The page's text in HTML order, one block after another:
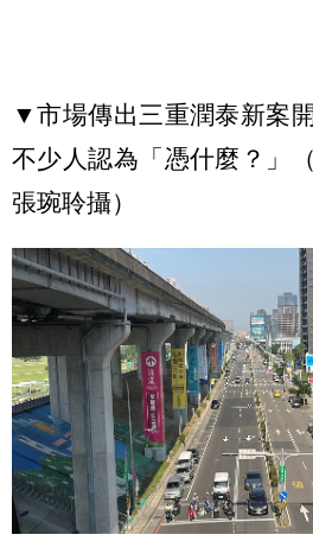
▼市場傳出三重潤泰新案
不少人認為「憑什麼？」
張琬聆攝）